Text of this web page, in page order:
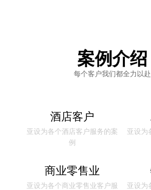
案例介绍
每个客户我们都全力以赴
酒店客户
亚设为各个酒店客户服务的案
例
亚设为
商业零售业
亚设为各个商业零售业客户服
亚设为